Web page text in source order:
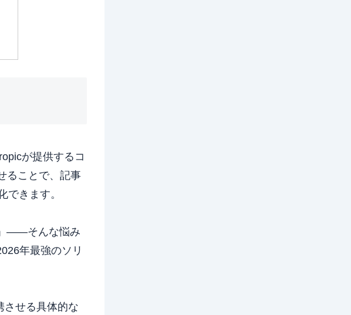
が提供するコ
ることで、記事
きます。
」——そんな悩み
年最強のソリ
させる具体的な